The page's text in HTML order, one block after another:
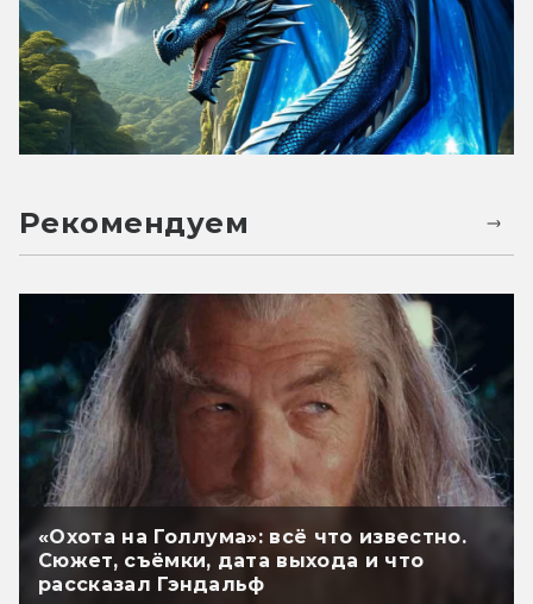
Рекомендуем
«Охота на Голлума»: всё что известно.
Сюжет, съёмки, дата выхода и что
рассказал Гэндальф